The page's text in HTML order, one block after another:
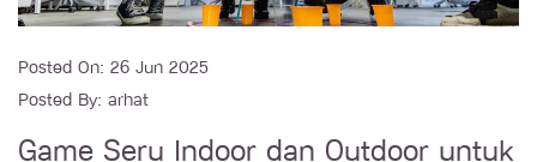
Posted On: 26 Jun 2025
Posted By: arhat
Game Seru Indoor dan Outdoor untuk